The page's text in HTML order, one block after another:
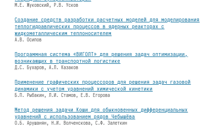
М.Е. Жуковский, Р.В. Усков
Создание средств разработки расчетных моделей для моделирования
теплогидравлических процессов в ядерных реакторах с
жидкометаллическим теплоносителем
А.В. Осипов
Программная система «ВИГОЛТ» для решения задач оптимизации,
возникающих в транспортной логистике
Д.С. Бухаров, А.Л. Казаков
Применение графических процессоров для решения задач газовой
динамики с учетом уравнений химической кинетики
Б.П. Рыбакин, Л.И. Стамов, Е.В. Егорова
Метод решения задачи Коши для обыкновенных дифференциальных
уравнений с использованием рядов Чебышёва
О.Б. Арушанян, Н.И. Волченскова, С.Ф. Залеткин